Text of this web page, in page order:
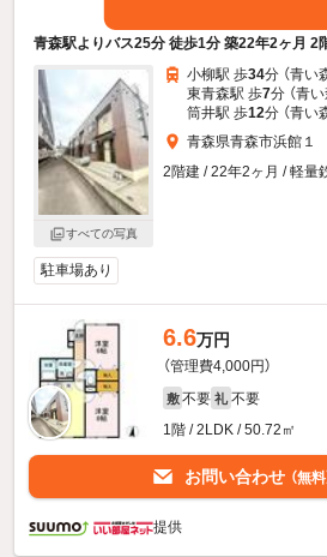
青森駅よりバス25分 徒歩1分 築22年2ヶ月 2
すべての写真
小柳駅 歩34分 （青い
東青森駅 歩7分 （青い
筒井駅 歩12分 （青い
青森県青森市浜館１
2階建 / 22年2ヶ月 / 軽量
駐車場あり
6.6万円
（管理費4,000円）
敷 不要 礼 不要
1階 / 2LDK / 50.72㎡
お問い合わせ （無料
提供